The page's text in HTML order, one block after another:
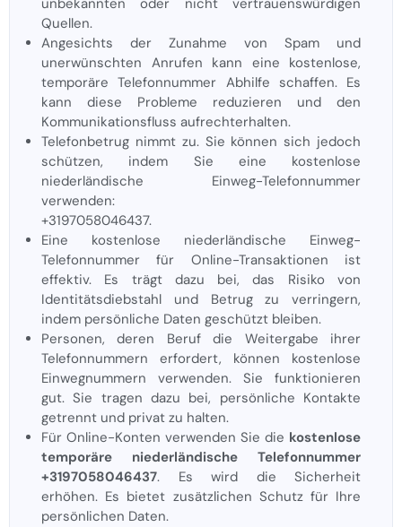
unbekannten oder nicht vertrauenswürdigen
Quellen.
Angesichts der Zunahme von Spam und
unerwünschten Anrufen kann eine kostenlose,
temporäre Telefonnummer Abhilfe schaffen. Es
kann diese Probleme reduzieren und den
Kommunikationsfluss aufrechterhalten.
Telefonbetrug nimmt zu. Sie können sich jedoch
schützen, indem Sie eine kostenlose
niederländische Einweg-Telefonnummer
verwenden:
+3197058046437.
Eine kostenlose niederländische Einweg-
Telefonnummer für Online-Transaktionen ist
effektiv. Es trägt dazu bei, das Risiko von
Identitätsdiebstahl und Betrug zu verringern,
indem persönliche Daten geschützt bleiben.
Personen, deren Beruf die Weitergabe ihrer
Telefonnummern erfordert, können kostenlose
Einwegnummern verwenden. Sie funktionieren
gut. Sie tragen dazu bei, persönliche Kontakte
getrennt und privat zu halten.
Für Online-Konten verwenden Sie die kostenlose
temporäre niederländische Telefonnummer
+3197058046437. Es wird die Sicherheit
erhöhen. Es bietet zusätzlichen Schutz für Ihre
persönlichen Daten.